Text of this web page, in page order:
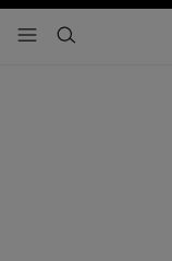
- navegación principal
buscar